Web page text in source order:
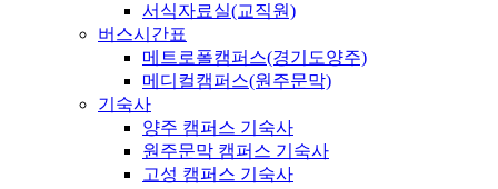
서식자료실(교직원)
버스시간표
메트로폴캠퍼스(경기도양주)
메디컬캠퍼스(원주문막)
기숙사
양주 캠퍼스 기숙사
원주문막 캠퍼스 기숙사
고성 캠퍼스 기숙사